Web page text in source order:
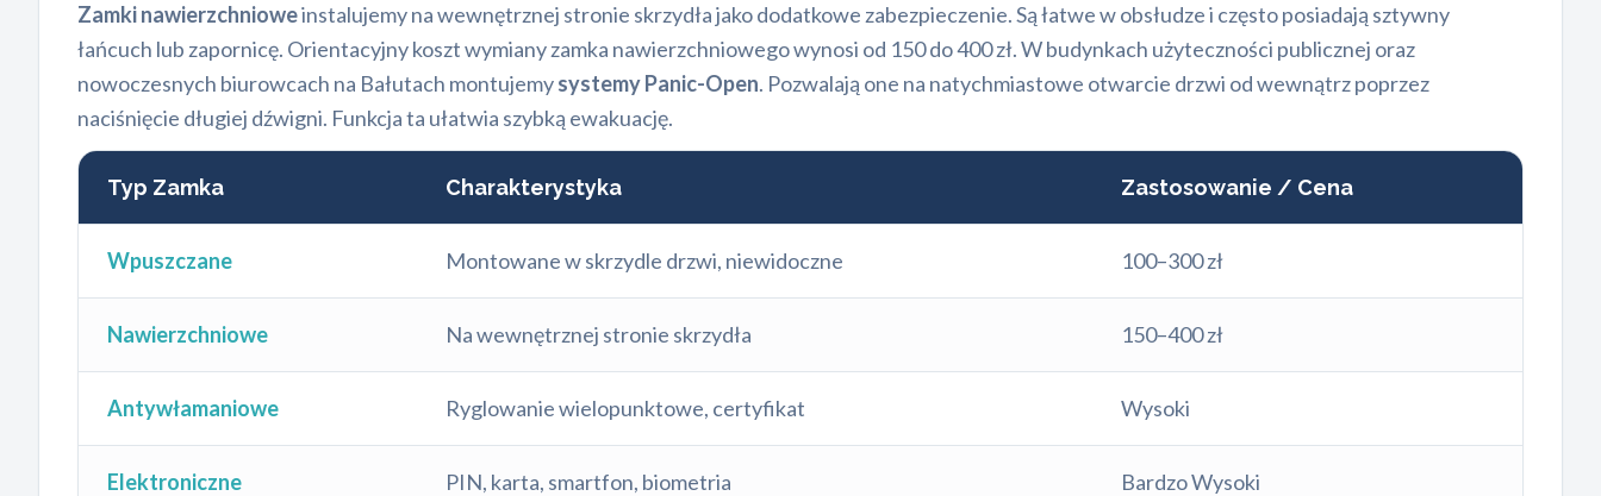
Zamki nawierzchnioweinstalujemy na wewnętrznej stronie skrzydła jako dodatkowe zabezpieczenie. Są łatwe w obsłudze i często posiadają sztywny
łańcuch lub zapornicę. Orientacyjny koszt wymiany zamka nawierzchniowego wynosi od 150 do 400 zł. W budynkach użyteczności publicznej oraz
nowoczesnych biurowcach na Bałutach montujemysystemy Panic-Open. Pozwalają one na natychmiastowe otwarcie drzwi od wewnątrz poprzez
naciśnięcie długiej dźwigni. Funkcja ta ułatwia szybką ewakuację.
Typ Zamka Charakterystyka Zastosowanie / Cena
Wpuszczane Montowane w skrzydle drzwi, niewidoczne 100–300 zł
Nawierzchniowe Na wewnętrznej stronie skrzydła 150–400 zł
Antywłamaniowe Ryglowanie wielopunktowe, certyfikat Wysoki
Elektroniczne PIN, karta, smartfon, biometria Bardzo Wysoki